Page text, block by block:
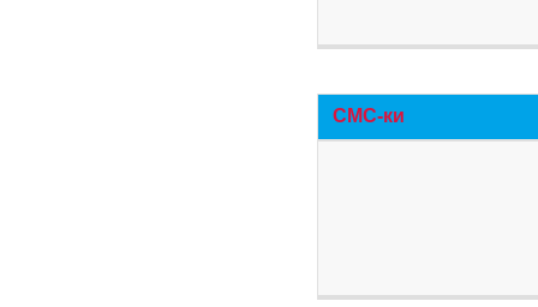
СМС-ки